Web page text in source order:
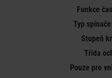
Funkce
Typ spínače
Stupeň
Třída
Pouze pro